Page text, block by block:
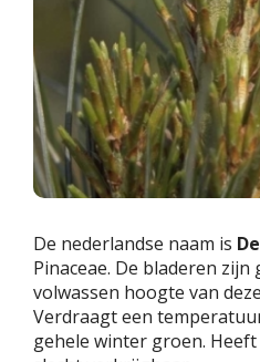
De nederlandse naam is
Pinaceae. De bladeren
volwassen hoogte van deze
Verdraagt een
gehele winter groen.